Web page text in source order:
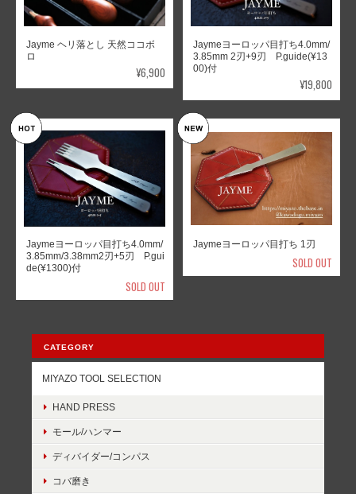
Jayme ヘリ落とし 天然ココボ
ロ
¥6,900
Jaymeヨーロッパ目打ち4.0mm/
3.85mm 2刃+9刃 P.guide(¥13
00)付
¥19,800
Jaymeヨーロッパ目打ち4.0mm/
3.85mm/3.38mm2刃+5刃 P.gui
de(¥1300)付
SOLD OUT
Jaymeヨーロッパ目打ち 1刃
SOLD OUT
CATEGORY
MIYAZO TOOL SELECTION
HAND PRESS
モール/ハンマー
ディバイダー/コンパス
コバ磨き